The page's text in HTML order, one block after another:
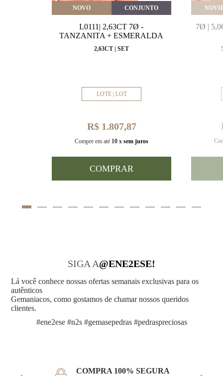
NOVO CONJUNTO
L0111| 2,63CT 7Ø -
TANZANITA + ESMERALDA
2,63CT | SET
LOTE | LOT
R$ 1.807,87
Compre em até 10 x sem juros
COMPRAR
7Ø |
SIGA A@ENE2ESE!
Lá você conhece nossas ofertas semanais exclusivas para os
autênticos
Gemaniacos, como gostamos de chamar nossos queridos
clientes.
#ene2ese #n2s #gemasepedras #pedraspreciosas
COMPRA 100% SEGURA